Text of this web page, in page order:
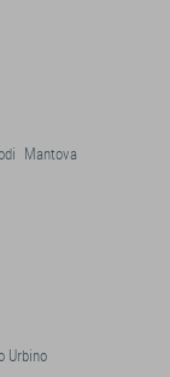
Mantova
Urbino